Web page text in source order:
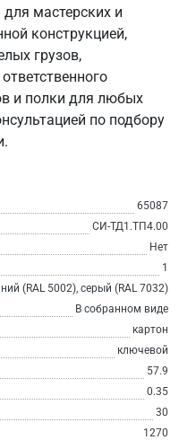
мастерских и
конструкцией,
грузов,
и полки для любых
по подбору
65087
СИ-ТД1.ТП4.00
Нет
1
(RAL 5002), серый (RAL 7032)
В собранном виде
картон
ключевой
57.9
0.35
30
1270